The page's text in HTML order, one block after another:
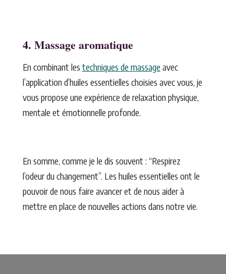
4. Massage aromatique
En combinant les techniques de massageavec
l’application d’huiles essentielles choisies avec vous, je
vous propose une expérience de relaxation physique,
mentale et émotionnelle profonde.
En somme, comme je le dis souvent : “Respirez
l’odeur du changement”. Les huiles essentielles ont le
pouvoir de nous faire avancer et de nous aider à
mettre en place de nouvelles actions dans notre vie.